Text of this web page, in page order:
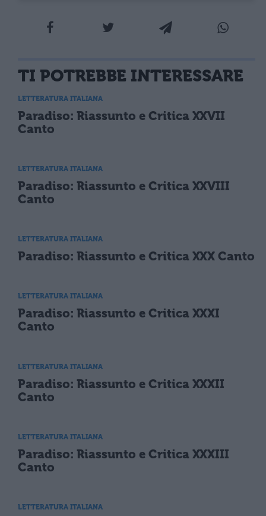
TI POTREBBE INTERESSARE
LETTERATURA ITALIANA
Paradiso: Riassunto e Critica XXVII
Canto
LETTERATURA ITALIANA
Paradiso: Riassunto e Critica XXVIII
Canto
LETTERATURA ITALIANA
Paradiso: Riassunto e Critica XXX Canto
LETTERATURA ITALIANA
Paradiso: Riassunto e Critica XXXI
Canto
LETTERATURA ITALIANA
Paradiso: Riassunto e Critica XXXII
Canto
LETTERATURA ITALIANA
Paradiso: Riassunto e Critica XXXIII
Canto
LETTERATURA ITALIANA